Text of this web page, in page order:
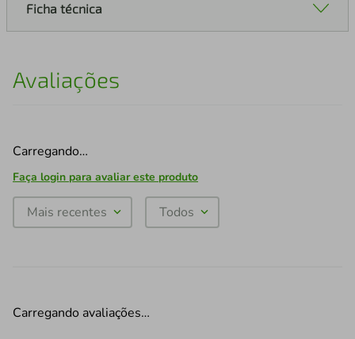
Ficha técnica
Avaliações
Carregando…
Faça login para avaliar este produto
Mais recentes Todos
Carregando avaliações…